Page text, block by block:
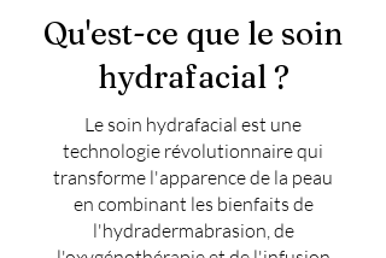
Qu'est-ce que le soin
hydrafacial ?
Le soin hydrafacial est une
technologie révolutionnaire qui
transforme l'apparence de la peau
en combinant les bienfaits de
l'hydradermabrasion, de